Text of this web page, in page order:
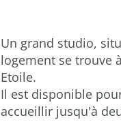
Un grand studio,
logement se trouve
Etoile.
Il est disponible
accueillir jusqu'à